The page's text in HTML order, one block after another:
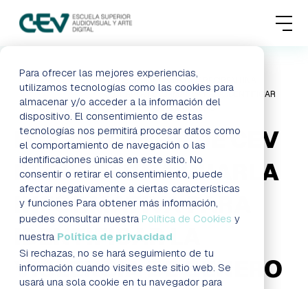
Para ofrecer las mejores experiencias,
utilizamos tecnologías como las cookies para
almacenar y/o acceder a la información del
dispositivo. El consentimiento de estas
tecnologías nos permitirá procesar datos como
el comportamiento de navegación o las
identificaciones únicas en este sitio. No
consentir o retirar el consentimiento, puede
afectar negativamente a ciertas características
y funciones Para obtener más información,
puedes consultar nuestra Política de Cookies y
nuestra Política de privacidad
Si rechazas, no se hará seguimiento de tu
información cuando visites este sitio web. Se
usará una sola cookie en tu navegador para
MENU
FORMACIONES
ADMISIONES
ACTUALIDAD
ESCUELA
CONTACTO
RESERVAR PLAZA VISITAR ESCUELA
LOS ALUMNOS DE CEV
RECIBEN UNA CHARLA
INFORMATIVA PARA
IDENTIFICAR LA
VIOLENCIA DE GÉNERO
LOS ALUMNOS DE CEV RECIBEN UNA
CHARLA INFORMATIVA PARA IDENTIFICAR
LA VIOLENCIA DE GÉNERO